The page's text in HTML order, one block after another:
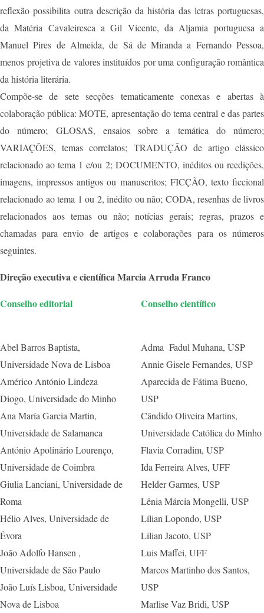
reflexão possibilita outra descrição da história das letras portuguesas,
da Matéria Cavaleiresca a Gil Vicente, da Aljamia portuguesa a
Manuel Pires de Almeida, de Sá de Miranda a Fernando Pessoa,
menos projetiva de valores instituídos por uma configuração romântica
da história literária.
Compõe-se de sete secções tematicamente conexas e abertas à
colaboração pública: MOTE, apresentação do tema central e das partes
do número; GLOSAS, ensaios sobre a temática do número;
VARIAÇÕES, temas correlatos; TRADUÇÃO de artigo clássico
relacionado ao tema 1 e/ou 2; DOCUMENTO, inéditos ou reedições,
imagens, impressos antigos ou manuscritos; FICÇÃO, texto ficcional
relacionado ao tema 1 ou 2, inédito ou não; CODA, resenhas de livros
relacionados aos temas ou não; notícias gerais; regras, prazos e
chamadas para envio de artigos e colaborações para os números
seguintes.
Direção executiva e científica Marcia Arruda Franco
Conselho editorial
Abel Barros Baptista,
Universidade Nova de Lisboa
Américo António Lindeza
Diogo, Universidade do Minho
Ana María Garcia Martin,
Universidade de Salamanca
António Apolinário Lourenço,
Universidade de Coimbra
Giulia Lanciani, Universidade de
Roma
Hélio Alves, Universidade de
Évora
João Adolfo Hansen ,
Universidade de São Paulo
João Luís Lisboa, Universidade
Nova de Lisboa
Conselho científico
Adma Fadul Muhana, USP
Annie Gisele Fernandes, USP
Aparecida de Fátima Bueno,
USP
Cândido Oliveira Martins,
Universidade Católica do Minho
Flavia Corradim, USP
Ida Ferreira Alves, UFF
Helder Garmes, USP
Lênia Márcia Mongelli, USP
Lílian Lopondo, USP
Lilian Jacoto, USP
Luis Maffei, UFF
Marcos Martinho dos Santos,
USP
Marlise Vaz Bridi, USP